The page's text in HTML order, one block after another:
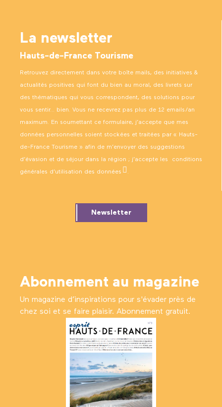
La newsletter
Hauts-de-France Tourisme
Retrouvez directement dans votre boîte mails, des initiatives &
actualités positives qui font du bien au moral, des livrets sur
des thématiques qui vous correspondent, des solutions pour
vous sentir… bien. Vous ne recevrez pas plus de 12 emails/an
maximum. En soumettant ce formulaire, j’accepte que mes
données personnelles soient stockées et traitées par « Hauts-
de-France Tourisme » afin de m’envoyer des suggestions
d’évasion et de séjour dans la région ; j’accepte les conditions
générales d’utilisation des données .
Newsletter
Abonnement au magazine
Un magazine d’inspirations pour s'évader près de
chez soi et se faire plaisir. Abonnement gratuit.